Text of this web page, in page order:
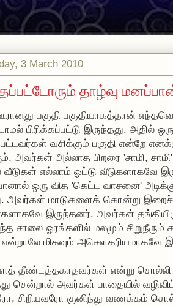
3 March 2010
தாழ்வு
பகுதி பகுதியாகத்தான்
பிரிக்கப்பட்டு இருந்தது. அதில்
வசிக்கும் பகுதி என்றே
அவர்கள் அல்லாத பிறரை 'சாமி,
வீடுகள் எல்லாம் ஓட்டு வீடுகளாகவே
ஒரு வித 'கெட்ட வாசனை'
அவர்கள் மாடுகளைக் கொன்று
இருந்தனர். அவர்கள்
சாலை ஓரங்களில் மலமும் சிறுநீரும்
மிகவும் அசெளகரியமாகவே
தீண்டத்தகாதவர்கள் என்று சொல்லி
சென்றால் அவர்கள் பாதையில்
சிறியவரோ குனிந்து வணக்கம்